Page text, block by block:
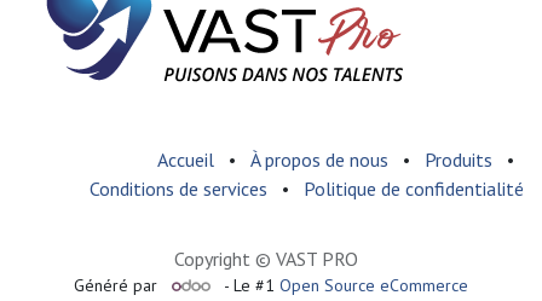
Accueil • À propos de nous • Produits
•
Conditions de services
• Politique de confidentialité
Copyright © VAST PRO
Généré par - Le #1Open Source eCommerce